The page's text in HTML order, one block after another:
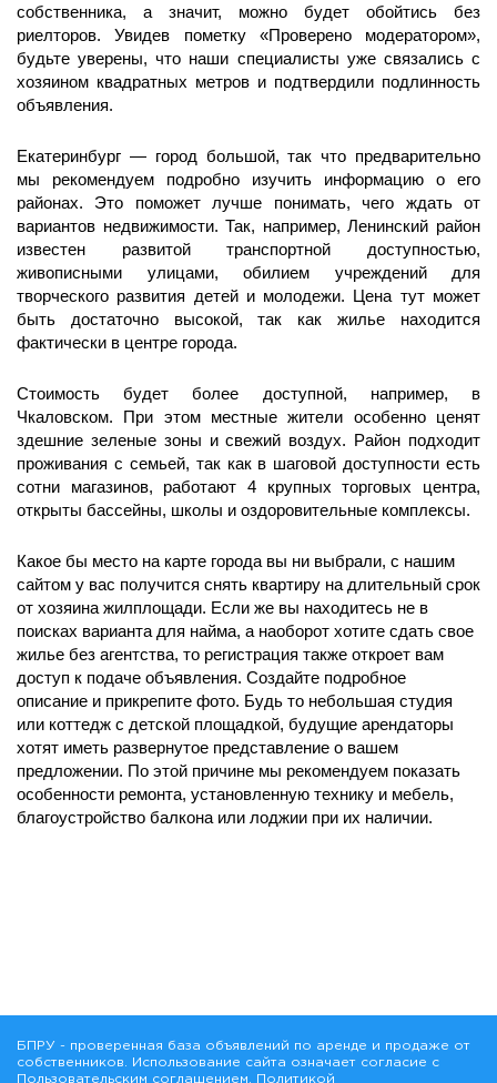
собственника, а значит, можно будет обойтись без
риелторов. Увидев пометку «Проверено модератором»,
будьте уверены, что наши специалисты уже связались с
хозяином квадратных метров и подтвердили подлинность
объявления.
Екатеринбург — город большой, так что предварительно
мы рекомендуем подробно изучить информацию о его
районах. Это поможет лучше понимать, чего ждать от
вариантов недвижимости. Так, например, Ленинский район
известен развитой транспортной доступностью,
живописными улицами, обилием учреждений для
творческого развития детей и молодежи. Цена тут может
быть достаточно высокой, так как жилье находится
фактически в центре города.
Стоимость будет более доступной, например, в
Чкаловском. При этом местные жители особенно ценят
здешние зеленые зоны и свежий воздух. Район подходит
проживания с семьей, так как в шаговой доступности есть
сотни магазинов, работают 4 крупных торговых центра,
открыты бассейны, школы и оздоровительные комплексы.
Какое бы место на карте города вы ни выбрали, с нашим
сайтом у вас получится снять квартиру на длительный срок
от хозяина жилплощади. Если же вы находитесь не в
поисках варианта для найма, а наоборот хотите сдать свое
жилье без агентства, то регистрация также откроет вам
доступ к подаче объявления. Создайте подробное
описание и прикрепите фото. Будь то небольшая студия
или коттедж с детской площадкой, будущие арендаторы
хотят иметь развернутое представление о вашем
предложении. По этой причине мы рекомендуем показать
особенности ремонта, установленную технику и мебель,
благоустройство балкона или лоджии при их наличии.
БПРУ - проверенная база объявлений по аренде и продаже от
собственников. Использование сайта означает согласие с
Пользовательским соглашением
Политикой